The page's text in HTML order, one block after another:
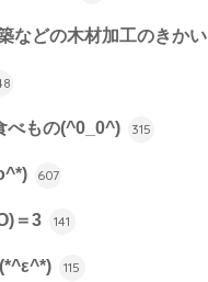
などの木材加工のきかい
べもの(^0_0^) 315
607
＝3 141
115